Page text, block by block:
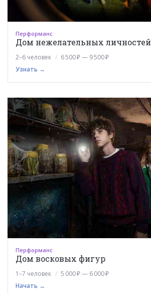
Перформанс
Дом нежелательных личностей
2–6 человек
6 500 ₽ — 9 500 ₽
Узнать →
Перформанс
Дом восковых фигур
1–7 человек
5 000 ₽ — 6 000 ₽
Начать →